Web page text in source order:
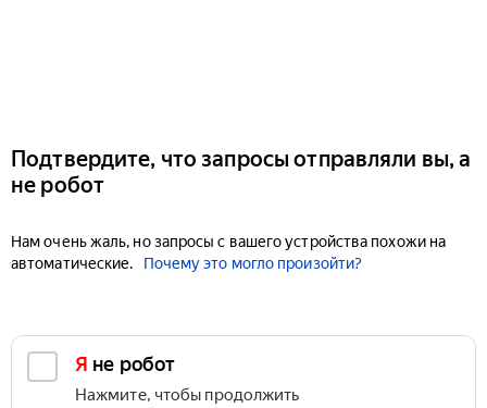
Подтвердите, что запросы отправляли вы, а
не робот
Нам очень жаль, но запросы с вашего устройства похожи на
автоматические.
Почему это могло произойти?
Я не робот
Нажмите, чтобы продолжить